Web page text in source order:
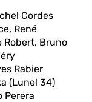
Cordes
René
Robert, Bruno
Rabier
(Lunel 34)
Perera